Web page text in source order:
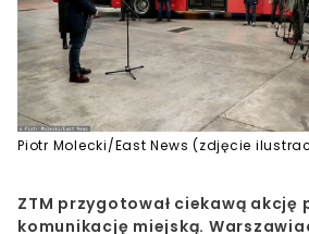
Piotr Molecki/East News (zdjęcie
ZTM przygotował ciekawą akcję
komunikację miejską.